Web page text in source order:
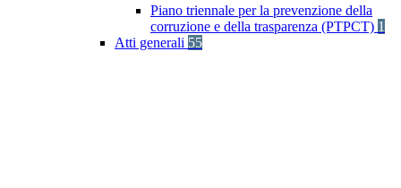
Piano triennale per la prevenzione della
corruzione e della trasparenza (PTPCT) 1
Atti generali 55